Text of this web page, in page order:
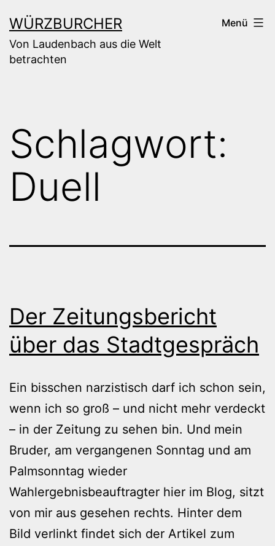
Inhalt
springen
WÜRZBURCHER
Von Laudenbach aus die Welt
betrachten
Menü
Schlagwort:
Duell
Der Zeitungsbericht
über das Stadtgespräch
Ein bisschen narzistisch darf ich schon sein,
wenn ich so groß – und nicht mehr verdeckt
– in der Zeitung zu sehen bin. Und mein
Bruder, am vergangenen Sonntag und am
Palmsonntag wieder
Wahlergebnisbeauftragter hier im Blog, sitzt
von mir aus gesehen rechts. Hinter dem
Bild verlinkt findet sich der Artikel zum